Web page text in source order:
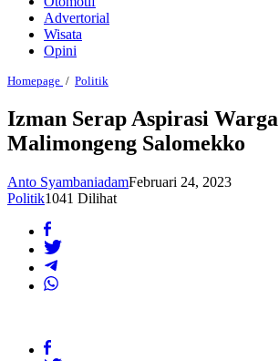
Advertorial
Wisata
Opini
Homepage / Politik
Aspirasi
Warga
Malimongeng
Salomekko
Izman Serap Aspirasi Warga
Malimongeng Salomekko
Anto SyambaniadamFebruari 24, 2023
Politik1041 Dilihat